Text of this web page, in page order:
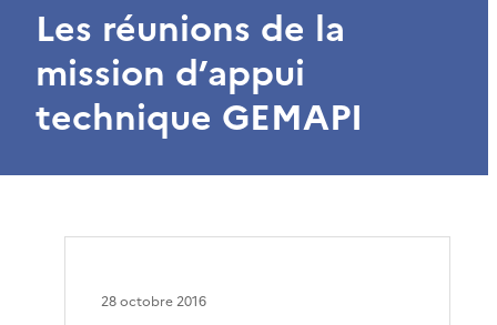
Les réunions de la
mission d’appui
technique GEMAPI
28 octobre 2016